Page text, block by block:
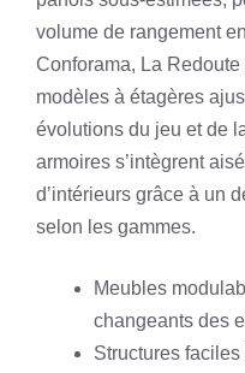
volume de rangement
Conforama, La
modèles à étagères
évolutions du jeu et de
armoires s’intègrent
d’intérieurs grâce à un
selon les gammes.
Meubles
changeants des
Structures